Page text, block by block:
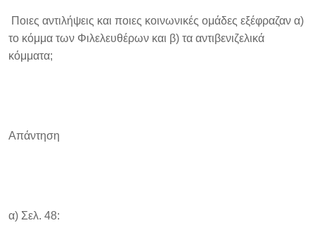
Ποιες αντιλήψεις και ποιες κοινωνικές ομάδες εξέφραζαν α)
το κόμμα των Φιλελευθέρων και β) τα αντιβενιζελικά
κόμματα;
Απάντηση
α) Σελ. 48: